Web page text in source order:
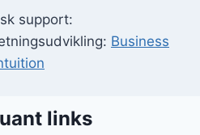
support:
Business
links